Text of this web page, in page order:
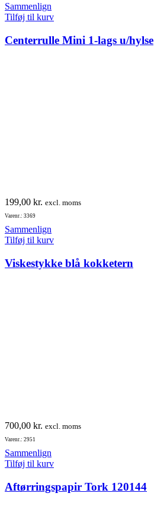
Sammenlign
Tilføj til kurv
Centerrulle Mini 1-lags u/hylse
199,00 kr. excl. moms
Varenr.: 3369
Sammenlign
Tilføj til kurv
Viskestykke blå kokketern
700,00 kr. excl. moms
Varenr.: 2951
Sammenlign
Tilføj til kurv
Aftørringspapir Tork 120144